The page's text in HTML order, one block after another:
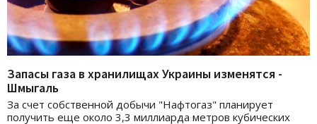
Запасы газа в хранилищах Украины изменятся -
Шмыгаль
За счет собственной добычи "Нафтогаз" планирует
получить еще около 3,3 миллиарда метров кубических